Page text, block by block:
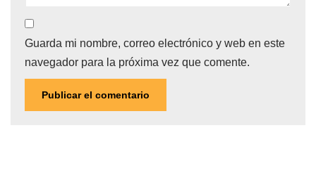
Guarda mi nombre, correo electrónico y web en este
navegador para la próxima vez que comente.